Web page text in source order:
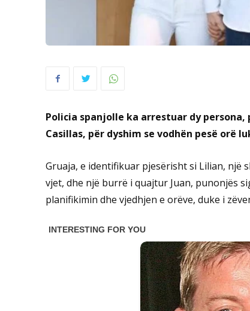
Policia spanjolle ka arrestuar dy
Casillas, për dyshim se vodhën pesë orë
Gruaja, e identifikuar pjesërisht si Lilian, një
vjet, dhe një burrë i quajtur Juan, punonjës
planifikimin dhe vjedhjen e orëve, duke i